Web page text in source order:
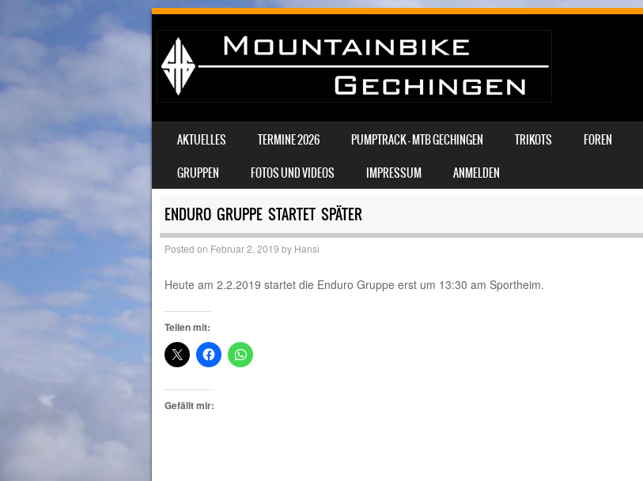
MENU
SKIP TO CONTENT
AKTUELLES TERMINE 2026 PUMPTRACK – MTB GECHINGEN TRIKOTS FOREN
GRUPPEN
FOTOS UND VIDEOS IMPRESSUM ANMELDEN
ENDURO GRUPPE STARTET SPÄTER
Posted on Februar 2, 2019 by Hansi
Heute am 2.2.2019 startet die Enduro Gruppe erst um 13:30 am Sportheim.
Teilen mit:
Gefällt mir: